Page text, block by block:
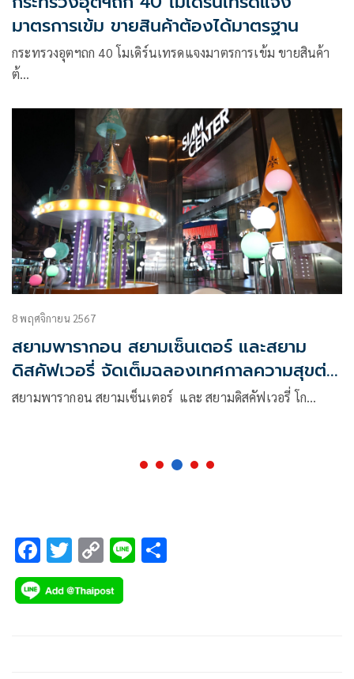
มาตรการเข้ม ขายสินค้าต้องได้มาตรฐาน
กระทรวงอุตฯถก 40 โมเดิร์นเทรดแจงมาตรการเข้ม ขายสินค้า
ต้…
8 พฤศจิกายน 2567
สยามพารากอน สยามเซ็นเตอร์ และสยาม
ดิสคัฟเวอรี่ จัดเต็มฉลองเทศกาลความสุขต่อ
เนื่อง 68 วัน ด้วยมหกรรมอีเว้นท์ระดับโลก
สยามพารากอน สยามเซ็นเตอร์ และ สยามดิสคัฟเวอรี่ โก…
F
ac
e
T
wi
tt
C
o
p
Li